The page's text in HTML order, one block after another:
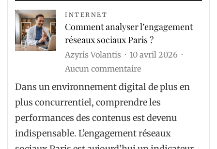
INTERNET
Comment analyser l’engagement
réseaux sociaux Paris ?
Azyris Volantis
10 avril 2026
Aucun commentairesur
Comment
analyser
réseaux
sociaux
Dans un environnement digital de plus en
plus concurrentiel, comprendre les
performances des contenus est devenu
indispensable. L’engagement réseaux